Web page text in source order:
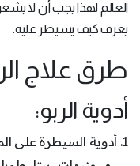
العالم لهذا يجب أن لا
يعرف كيف يسيطر عليه.
طرق علاج
أدوية الربو:
1. أدوية السيطرة على المدى الطويل: